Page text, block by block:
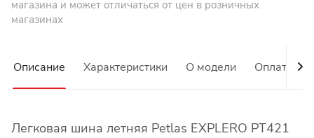
магазина и может отличаться от цен в розничных
магазинах
Описание Характеристики О модели Оплата
Легковая шина летняя Petlas EXPLERO PT421